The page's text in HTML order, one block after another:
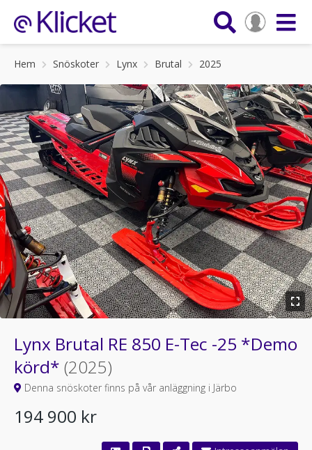
Hem Snöskoter Lynx Brutal 2025
Lynx Brutal RE 850 E-Tec -25 *Demo
körd* (2025)
Denna snöskoter finns på vår anläggning i Järbo
194 900 kr